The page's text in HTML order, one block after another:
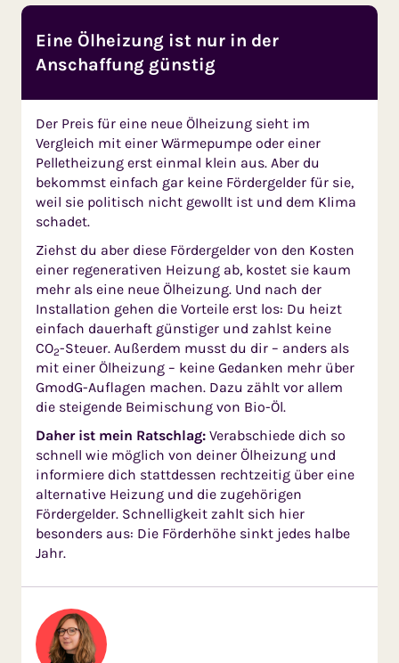
Eine Ölheizung ist nur in der
Anschaffung günstig
Der Preis für eine neue Ölheizung sieht im
Vergleich mit einer Wärmepumpe oder einer
Pelletheizung erst einmal klein aus. Aber du
bekommst einfach gar keine Fördergelder für sie,
weil sie politisch nicht gewollt ist und dem Klima
schadet.
Ziehst du aber diese Fördergelder von den Kosten
einer regenerativen Heizung ab, kostet sie kaum
mehr als eine neue Ölheizung. Und nach der
Installation gehen die Vorteile erst los: Du heizt
einfach dauerhaft günstiger und zahlst keine
CO2-Steuer. Außerdem musst du dir – anders als
mit einer Ölheizung – keine Gedanken mehr über
GmodG-Auflagen machen. Dazu zählt vor allem
die steigende Beimischung von Bio-Öl.
Daher ist mein Ratschlag: Verabschiede dich so
schnell wie möglich von deiner Ölheizung und
informiere dich stattdessen rechtzeitig über eine
alternative Heizung und die zugehörigen
Fördergelder. Schnelligkeit zahlt sich hier
besonders aus: Die Förderhöhe sinkt jedes halbe
Jahr.